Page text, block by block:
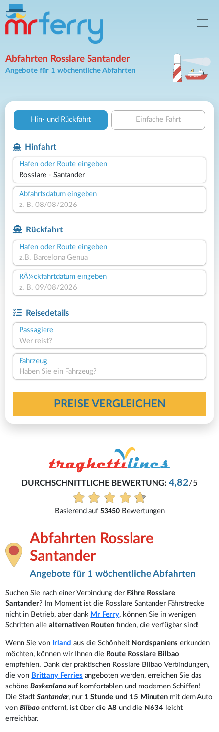
Abfahrten Rosslare Santander
Angebote für 1 wöchentliche Abfahrten
Hin- und Rückfahrt Einfache Fahrt
Hinfahrt
Hafen oder Route eingeben
Abfahrtsdatum eingeben
Rückfahrt
Hafen oder Route eingeben
RÃ¼ckfahrtdatum eingeben
Reisedetails
Passagiere
Wer reist?
Fahrzeug
Haben Sie ein Fahrzeug?
PREISE VERGLEICHEN
DURCHSCHNITTLICHE BEWERTUNG: 4,82/5
Basierend auf 53450Bewertungen
Abfahrten Rosslare
Santander
Angebote für 1 wöchentliche Abfahrten
Suchen Sie nach einer Verbindung der Fähre Rosslare
Santander? Im Moment ist die Rosslare Santander Fährstrecke
nicht in Betrieb, aber dank Mr Ferry, können Sie in wenigen
Schritten allealternativen Routenfinden, die verfügbar sind!
Wenn Sie von Irland aus die Schönheit Nordspanienserkunden
möchten, können wir Ihnen die Route Rosslare Bilbao
empfehlen. Dank der praktischen Rosslare Bilbao Verbindungen,
die von Brittany Ferries angeboten werden, erreichen Sie das
schöneBaskenlandauf komfortablen und modernen Schiffen!
Die StadtSantander, nur 1 Stunde und 15 Minuten mit dem Auto
vonBilbaoentfernt, ist über dieA8 und die N634 leicht
erreichbar.